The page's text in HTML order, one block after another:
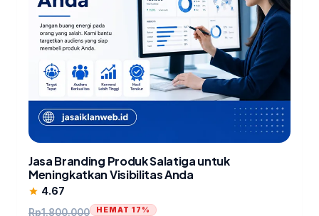
Jasa Branding Produk Salatiga untuk
Meningkatkan Visibilitas Anda
star 4.67
Rp1.800.000 HEMAT 17%